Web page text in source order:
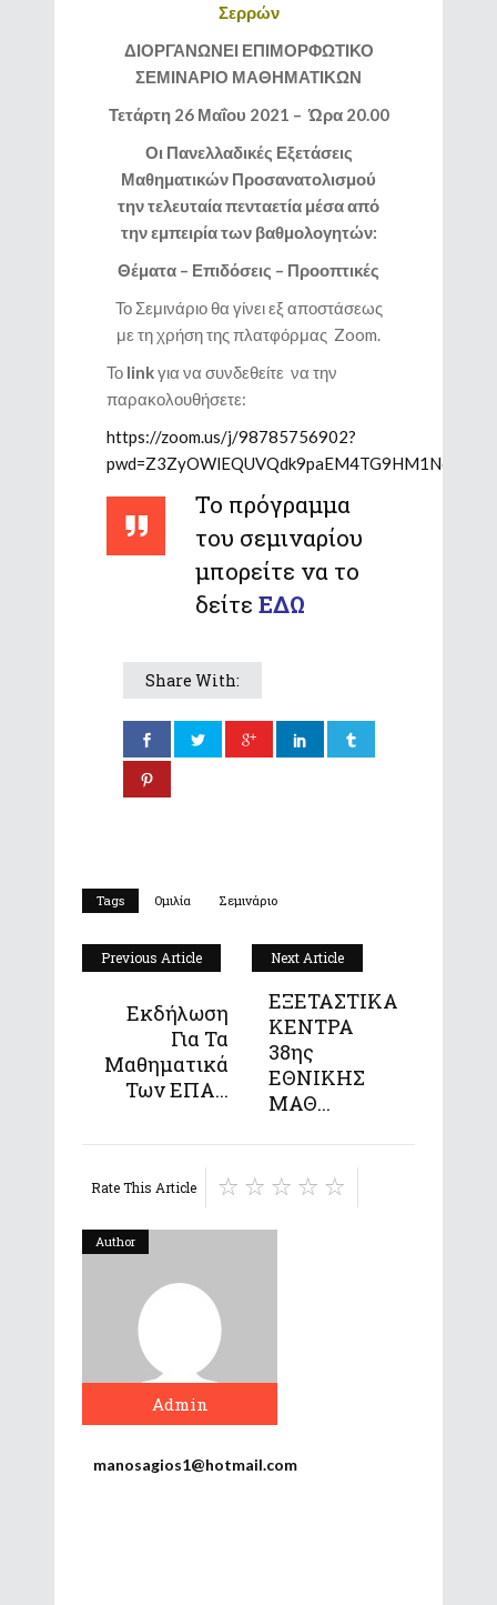
Σερρών
ΔΙΟΡΓΑΝΩΝΕΙ ΕΠΙΜΟΡΦΩΤΙΚΟ
ΣΕΜΙΝΑΡΙΟ ΜΑΘΗΜΑΤΙΚΩΝ
Τετάρτη 26 Μαΐου 2021 – Ώρα 20.00
Οι Πανελλαδικές Εξετάσεις
Μαθηματικών Προσανατολισμού
την τελευταία πενταετία μέσα από
την εμπειρία των βαθμολογητών:
Θέματα – Επιδόσεις – Προοπτικές
Το Σεμινάριο θα γίνει εξ αποστάσεως
με τη χρήση της πλατφόρμας Zoom.
Το linkγια να συνδεθείτε να την
παρακολουθήσετε:
https://zoom.us/j/98785756902?
pwd=Z3ZyOWlEQUVQdk9paEM4TG9HM1Nqdz09
Το πρόγραμμα
του σεμιναρίου
μπορείτε να το
δείτε ΕΔΩ
Share With:
Tags Ομιλία Σεμινάριο
Previous Article
Εκδήλωση
Για Τα
Μαθηματικά
Των ΕΠΑ...
Next Article
ΕΞΕΤΑΣΤΙΚΑ
ΚΕΝΤΡΑ
38ης
ΕΘΝΙΚΗΣ
ΜΑΘ...
Rate This Article
Author
Admin
manosagios1@hotmail.com